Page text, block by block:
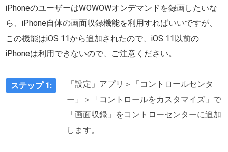
iPhoneのユーザーはWOWOWオンデマンドを録画したいな
ら、iPhone自体の画面収録機能を利用すればいいですが、
この機能はiOS 11から追加されたので、iOS 11以前の
iPhoneは利用できないので、ご注意ください。
ステップ 1:
「設定」アプリ＞「コントロールセンタ
ー」＞「コントロールをカスタマイズ」で
「画面収録」をコントローセンターに追加
します。